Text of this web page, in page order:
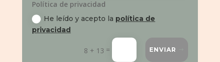
Política de privacidad
He leído y acepto la política de
privacidad
8 + 13 = ENVIAR